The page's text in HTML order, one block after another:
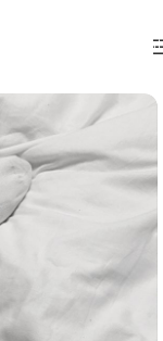
Skip to main content